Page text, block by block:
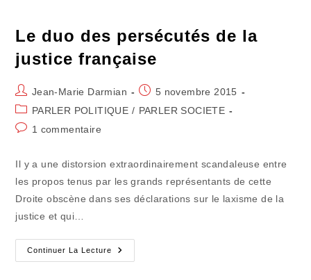
Gouvernement
Le duo des persécutés de la
justice française
Auteur/autrice
de
la
publication :
Jean-Marie Darmian
Publication
publiée :
5 novembre 2015
Post
category:
PARLER POLITIQUE / PARLER SOCIETE
Commentaires
publication :
1 commentaire
Il y a une distorsion extraordinairement scandaleuse entre
les propos tenus par les grands représentants de cette
Droite obscène dans ses déclarations sur le laxisme de la
justice et qui…
Continuer La Lecture
Le
Duo